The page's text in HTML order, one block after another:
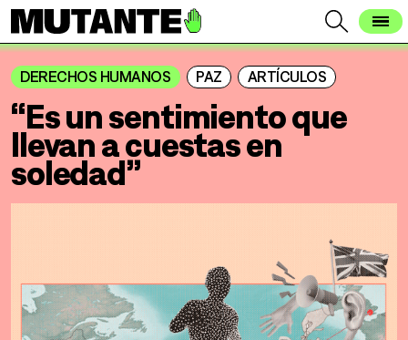
DERECHOS HUMANOS PAZ ARTÍCULOS
“Es un sentimiento que
llevan a cuestas en
soledad”